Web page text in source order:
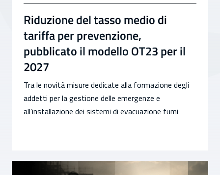
Riduzione del tasso medio di
tariffa per prevenzione,
pubblicato il modello OT23 per il
2027
Tra le novità misure dedicate alla formazione degli
addetti per la gestione delle emergenze e
all’installazione dei sistemi di evacuazione fumi